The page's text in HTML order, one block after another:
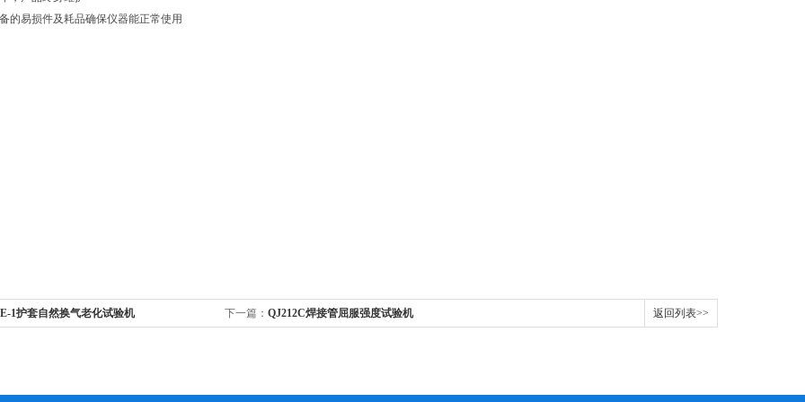
的易损件及耗品确保仪器能正常使用
1护套自然换气老化试验机 下一篇： QJ212C焊接管屈服强度试验机 返回列表>>